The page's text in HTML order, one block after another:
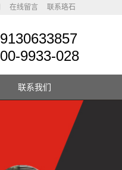
在线留言 联系珞石
9933-028
联系我们